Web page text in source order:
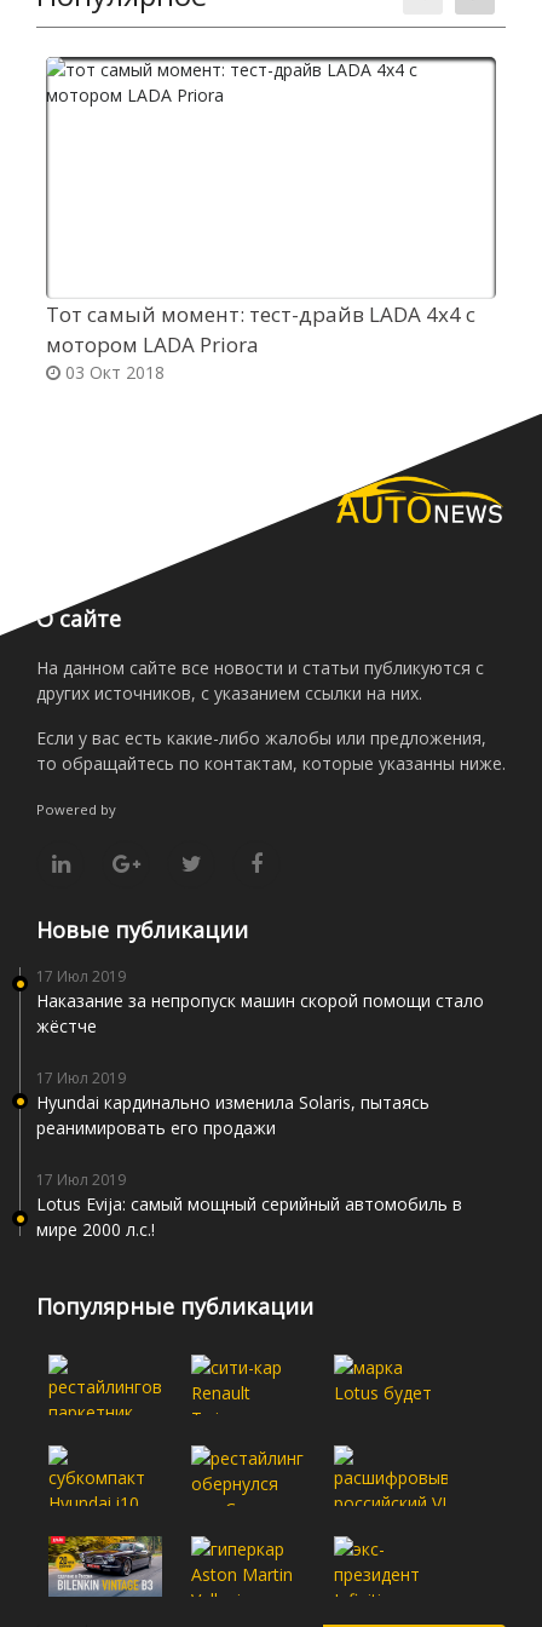
Тот самый момент: тест-драйв LADA 4x4 с
мотором LADA Priora
03 Окт 2018
О сайте
На данном сайте все новости и статьи публикуются с
других источников, с указанием ссылки на них.
Если у вас есть какие-либо жалобы или предложения,
то обращайтесь по контактам, которые указанны ниже.
Powered by
Новые публикации
17 Июл 2019
Наказание за непропуск машин скорой помощи стало
жёстче
17 Июл 2019
Hyundai кардинально изменила Solaris, пытаясь
реанимировать его продажи
17 Июл 2019
Lotus Evija: самый мощный серийный автомобиль в
мире 2000 л.с.!
Популярные публикации